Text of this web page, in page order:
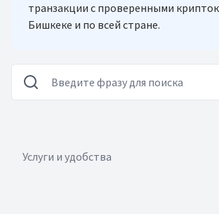
транзакции с проверенными
Бишкеке и по всей стране.
Услуги и удобства